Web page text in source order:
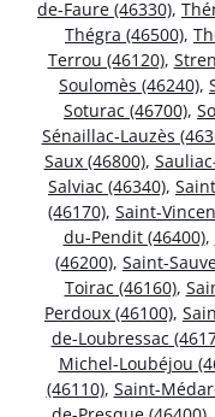
de-Faure (46330),
Thégra (46500),
Terrou (46120),
Soulomès (46240),
Soturac (46700),
Sénaillac-Lauzès
Saux (46800),
Salviac (46340),
(46170), Saint-
du-Pendit (46400),
(46200), Saint-
Toirac (46160),
Perdoux (46100),
de-Loubressac
Michel-Loubéjou
(46110), Saint-